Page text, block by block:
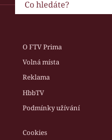
O FTV Prima
Volná místa
Reklama
HbbTV
Podmínky užívání
Cookies